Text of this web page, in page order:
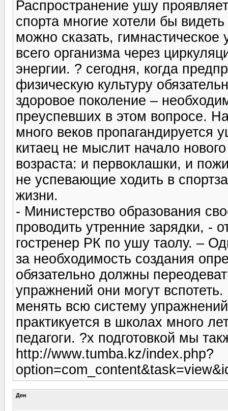
Распространение ушу
спорта многие хотели бы
можно сказать,
всего организма через
энергии. ? сегодня, когда
физическую культуру
здоровое поколение –
преуспевших в этом вопросе.
много веков пропагандируется
китаец не мыслит начало
возраста: и первоклашки, и
не успевающие ходить в
жизни.
- Министерство образования
проводить утренние зарядки, -
гостренер РК по ушу таолу. –
за необходимость создания
обязательно должны
упражнений они могут
менять всю систему
практикуется в школах много
педагоги. ?х подготовкой мы
http://www.tumba.kz/index.php?
Ден